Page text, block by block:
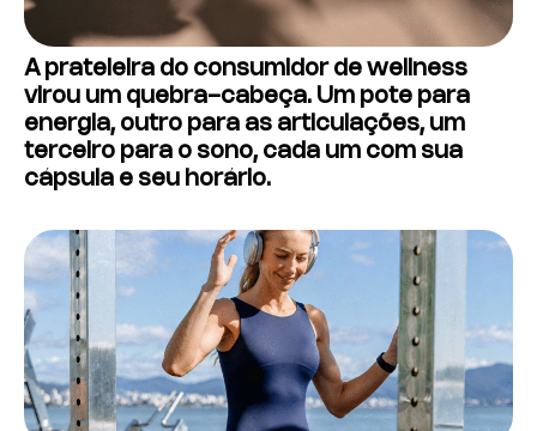
A prateleira do consumidor de wellness
virou um quebra-cabeça. Um pote para
energia, outro para as articulações, um
terceiro para o sono, cada um com sua
cápsula e seu horário.